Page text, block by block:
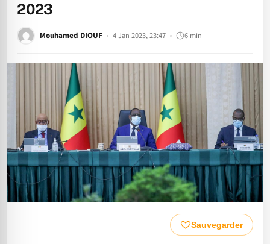
2023
Mouhamed DIOUF 4 Jan 2023, 23:47 6 min
Sauvegarder